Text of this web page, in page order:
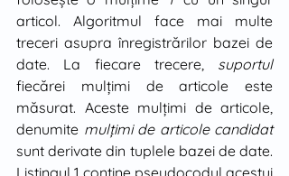
articol. Algoritmul face mai multe
treceri asupra înregistrărilor bazei de
date. La fiecare trecere,
suportul
fiecărei mulţimi de articole este
măsurat. Aceste mulţimi de articole,
denumite mulţimi de articole candidat
sunt derivate din tuplele bazei de date.
Listingul 1 conţine pseudocodul acestui